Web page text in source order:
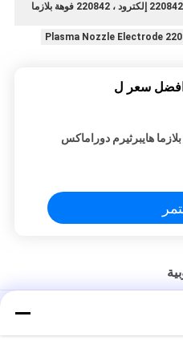
هايبرثيرم 220842 إلكترود ، دوراماكس 220842 إلكترود ، 220842 فوهة بلازما
220842
سعر ل
هايبرثيرم دوراماكس
مشعل البلازما لقطع البلازما تبريد و 028872 الماء البارد لقطع البلازما 1